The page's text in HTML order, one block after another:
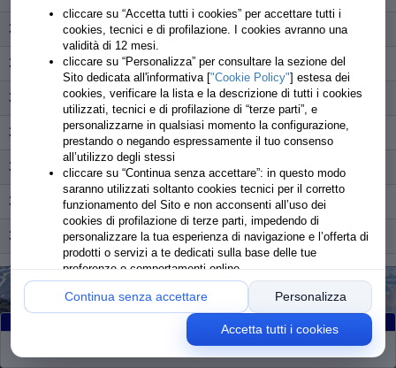
309 Podda Cinzia partito
310 Murgia Stefano partito
311 Casali Davide partito
312 Granata Giacomo partito
313 Porcu Marco partito
314 Salis Silvia partito
315 Sanna Simona partito
316 Cardia Francesca
317 Sau Maria Sabrina partito
:101 Ritirati:0 Rimanenti:0
cliccare su “Accetta tutti i cookies” per accettare tutti i
cookies, tecnici e di profilazione. I cookies avranno una
validità di 12 mesi.
cliccare su “Personalizza” per consultare la sezione del
Sito dedicata all'informativa ["Cookie Policy"] estesa dei
cookies, verificare la lista e la descrizione di tutti i cookies
utilizzati, tecnici e di profilazione di “terze parti”, e
personalizzarne in qualsiasi momento la configurazione,
prestando o negando espressamente il tuo consenso
all’utilizzo degli stessi
cliccare su “Continua senza accettare”: in questo modo
saranno utilizzati soltanto cookies tecnici per il corretto
funzionamento del Sito e non acconsenti all’uso dei
cookies di profilazione di terze parti, impedendo di
personalizzare la tua esperienza di navigazione e l’offerta di
prodotti o servizi a te dedicati sulla base delle tue
preferenze o comportamenti online
Continua senza accettare Personalizza
Accetta tutti i cookies